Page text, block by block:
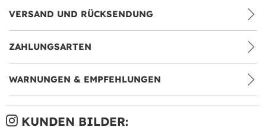
VERSAND UND RÜCKSENDUNG
ZAHLUNGSARTEN
WARNUNGEN & EMPFEHLUNGEN
KUNDEN BILDER: